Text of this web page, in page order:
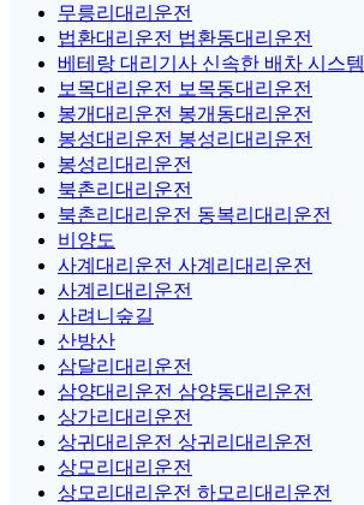
무릉리대리운전
법환대리운전 법환동대리운전
베테랑 대리기사 신속한 배차 시스템
보목대리운전 보목동대리운전
봉개대리운전 봉개동대리운전
봉성대리운전 봉성리대리운전
봉성리대리운전
북촌리대리운전
북촌리대리운전 동복리대리운전
비양도
사계대리운전 사계리대리운전
사계리대리운전
사려니숲길
산방산
삼달리대리운전
삼양대리운전 삼양동대리운전
상가리대리운전
상귀대리운전 상귀리대리운전
상모리대리운전
상모리대리운전 하모리대리운전